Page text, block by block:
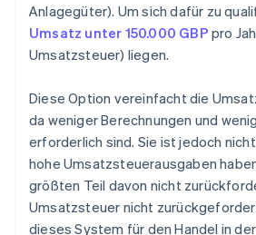
Anlagegüter). Um sich dafür zu
Umsatz unter 150.000 GBP pro
Umsatzsteuer) liegen.
Diese Option vereinfacht die
da weniger Berechnungen und
erforderlich sind. Sie ist jedoch
hohe Umsatzsteuerausgaben
größten Teil davon nicht
Umsatzsteuer nicht
dieses System für den Handel in